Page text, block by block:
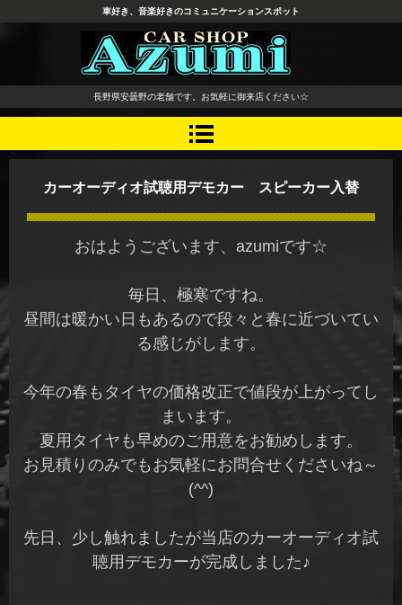
長野県 安曇野市 タイヤ ホ
イール デッドニング カーオ
ーディオ レカロシート
車好き、音楽好きのコミュニケーションスポット
長野県安曇野の老舗です。お気軽に御来店ください☆
カーオーディオ試聴用デモカー スピーカー入替
おはようございます、azumiです☆
毎日、極寒ですね。
昼間は暖かい日もあるので段々と春に近づいてい
る感じがします。
今年の春もタイヤの価格改正で値段が上がってし
まいます。
夏用タイヤも早めのご用意をお勧めします。
お見積りのみでもお気軽にお問合せくださいね～
(^^)
先日、少し触れましたが当店のカーオーディオ試
聴用デモカーが完成しました♪